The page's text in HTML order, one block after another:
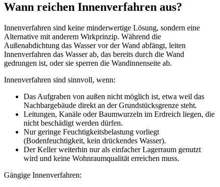
Wann reichen Innenverfahren aus?
Innenverfahren sind keine minderwertige Lösung, sondern eine
Alternative mit anderem Wirkprinzip. Während die
Außenabdichtung das Wasser vor der Wand abfängt, leiten
Innenverfahren das Wasser ab, das bereits durch die Wand
gedrungen ist, oder sie sperren die Wandinnenseite ab.
Innenverfahren sind sinnvoll, wenn:
Das Aufgraben von außen nicht möglich ist, etwa weil das
Nachbargebäude direkt an der Grundstücksgrenze steht.
Leitungen, Kanäle oder Baumwurzeln im Erdreich liegen, die
nicht beschädigt werden dürfen.
Nur geringe Feuchtigkeitsbelastung vorliegt
(Bodenfeuchtigkeit, kein drückendes Wasser).
Der Keller weiterhin nur als einfacher Lagerraum genutzt
wird und keine Wohnraumqualität erreichen muss.
Gängige Innenverfahren: